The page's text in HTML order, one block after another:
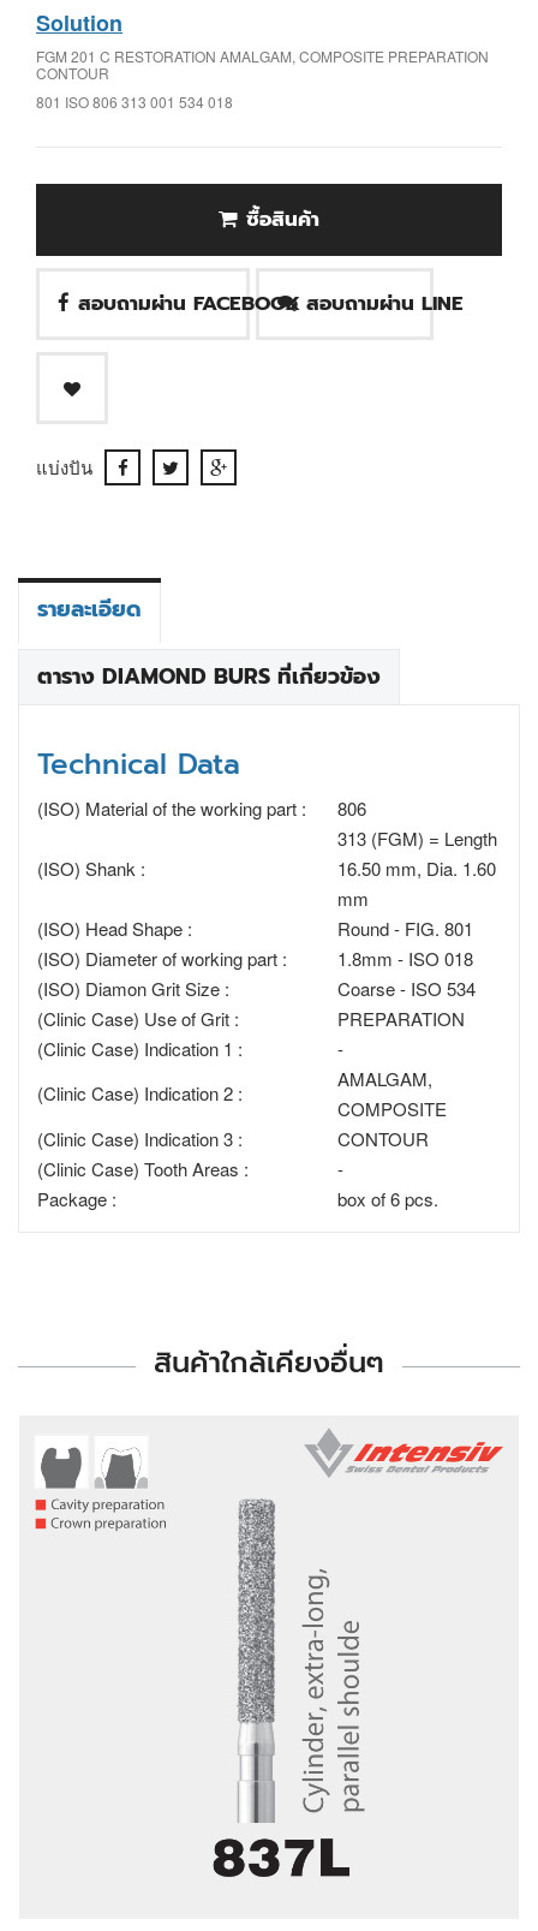
Solution
FGM 201 C RESTORATION AMALGAM, COMPOSITE PREPARATION
CONTOUR
801 ISO 806 313 001 534 018
ซื้อสินค้า
สอบถามผ่าน FACEBOOK สอบถามผ่าน LINE
แบ่งปัน
รายละเอียด
ตาราง DIAMOND BURS ที่เกี่ยวข้อง
Technical Data
(ISO) Material of the working part : 806
(ISO) Shank :
313 (FGM) = Length
16.50 mm, Dia. 1.60
mm
(ISO) Head Shape :
Round - FIG. 801
(ISO) Diameter of working part :
1.8mm - ISO 018
(ISO) Diamon Grit Size :
Coarse - ISO 534
(Clinic Case) Use of Grit :
PREPARATION
(Clinic Case) Indication 1 :
-
(Clinic Case) Indication 2 :
AMALGAM,
COMPOSITE
(Clinic Case) Indication 3 :
CONTOUR
(Clinic Case) Tooth Areas :
-
Package :
box of 6 pcs.
สินค้าใกล้เคียงอื่นๆ